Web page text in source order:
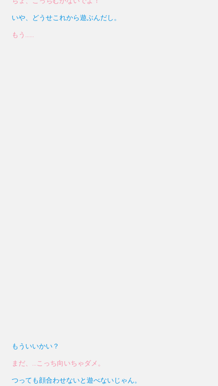
いや、どうせこれから遊ぶんだし。
もう……
もういいかい？
まだ、…こっち向いちゃダメ。
つっても顔合わせないと遊べないじゃん。